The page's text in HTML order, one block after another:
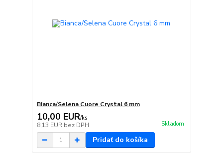
Bianca/Selena Cuore Crystal 6 mm
10,00 EUR/ks
8,13 EUR bez DPH Skladom
Pridať do košíka